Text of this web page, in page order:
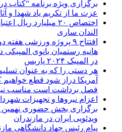
برگزاری ویژه برنامه
عزت ما از تکریم یاد شهدا و
اختصاص ۲۰ میلیارد
الندان ساری
افتتاح ۹ پروژه ورزشی
هانیه رستمیان بانوی
در المپیک ۲۰۲۴ پاربس
هر دستی را که به عنوان
آمريکا دراز شود قطع
فصل برداشت است مناسب
اعزام نیروها و تجهیزات
برگزاری بخش حضوری نهمین
ویدئویی ایران در مازندران
پیام رئیس جهاد دانشگاهی